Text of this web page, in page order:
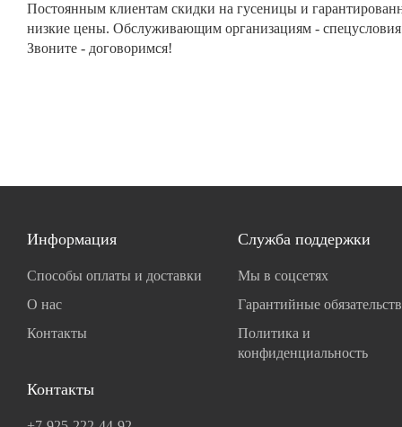
Постоянным клиентам скидки на гусеницы и
низкие цены. Обслуживающим организациям -
Звоните - договоримся!
Информация
Способы оплаты и доставки
О нас
Контакты
Служба поддержки
Мы в соцсетях
Гарантийные
Политика и
конфиденциальность
Контакты